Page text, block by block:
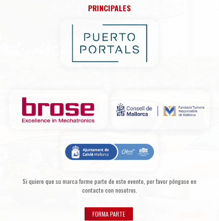
PRINCIPALES
Si quiere que su marca forme parte de este evento, por favor póngase en
contacto con nosotros.
FORMA PARTE